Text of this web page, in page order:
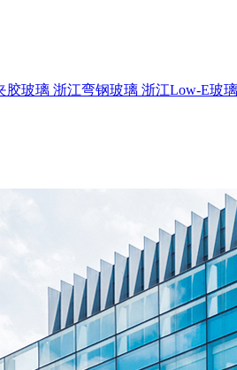
胶玻璃 浙江弯钢玻璃 浙江Low-E玻璃